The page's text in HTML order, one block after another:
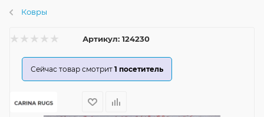
Ковры
Артикул: 124230
Сейчас товар смотрит 1 посетитель